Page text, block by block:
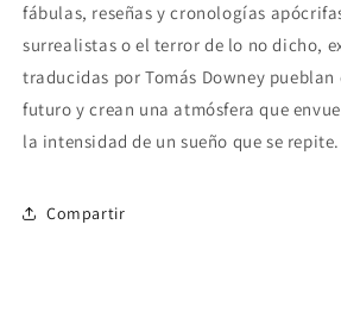
fábulas, reseñas y cronologías
surrealistas o el terror de lo no dicho,
traducidas por Tomás Downey
futuro y crean una atmósfera que
la intensidad de un sueño que se repite.
Compartir